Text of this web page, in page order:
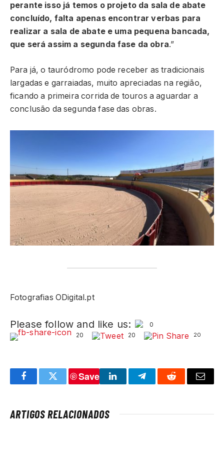
perante isso já temos o projeto da sala de abate
concluído, falta apenas encontrar verbas para
realizar a sala de abate e uma pequena bancada,
que será assim a segunda fase da obra.”
Para já, o tauródromo pode receber as tradicionais
largadas e garraiadas, muito apreciadas na região,
ficando a primeira corrida de touros a aguardar a
conclusão da segunda fase das obras.
Fotografias ODigital.pt
Please follow and like us:
0
20
20 20
FacebookTwitter
Save
LinkedInTelegramReddit Email
ARTIGOS RELACIONADOS